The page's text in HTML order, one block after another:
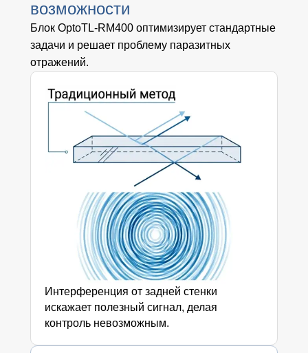
возможности
Блок OptoTL-RM400 оптимизирует стандартные
задачи и решает проблему паразитных
отражений.
Интерференция от задней стенки
искажает полезный сигнал, делая
контроль невозможным.